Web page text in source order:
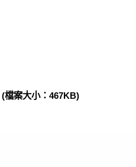
(檔案大小：467KB)